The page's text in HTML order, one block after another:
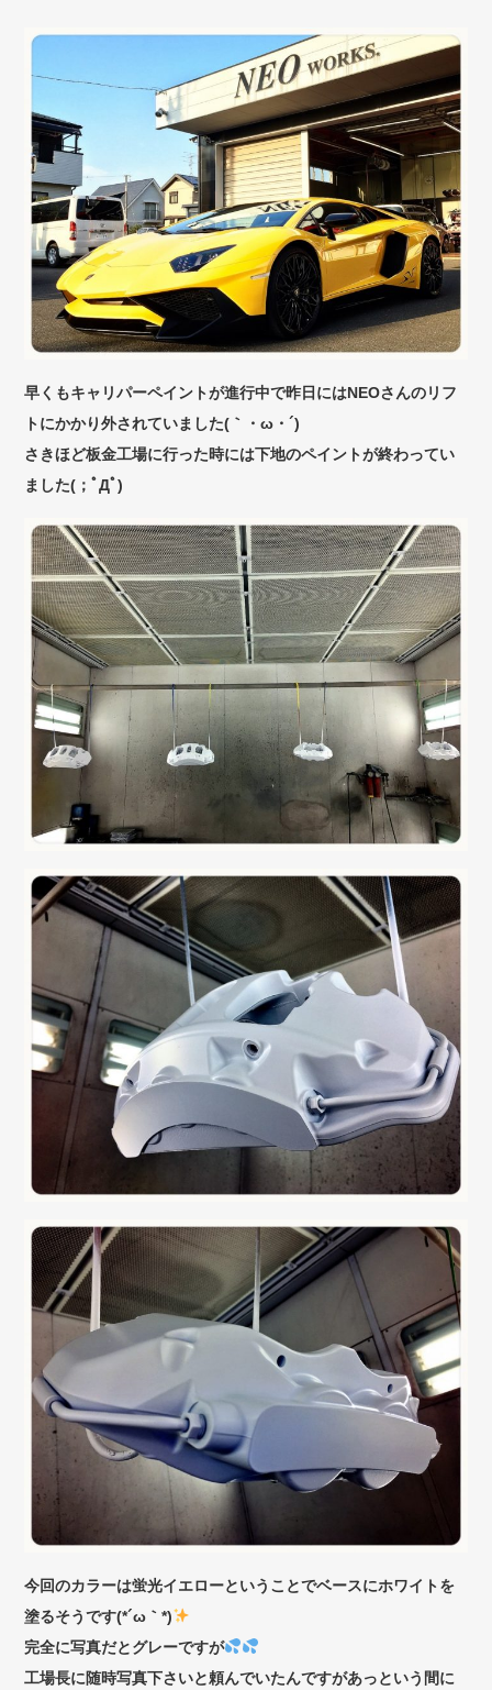
早くもキャリパーペイントが進行中で昨日にはNEOさんのリフ
トにかかり外されていました(｀・ω・´)ゞ
さきほど板金工場に行った時には下地のペイントが終わってい
ました(；ﾟДﾟ)
今回のカラーは蛍光イエローということでベースにホワイトを
塗るそうです(*´ω｀*)
完全に写真だとグレーですが
工場長に随時写真下さいと頼んでいたんですがあっという間に